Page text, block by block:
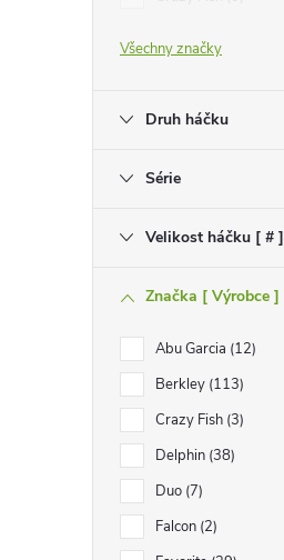
Všechny značky
Druh háčku
Série
Velikost háčku [ # ]
Značka [ Výrobce ]
Abu Garcia 12
Berkley 113
Crazy Fish 3
Delphin 38
Duo 7
Falcon 2